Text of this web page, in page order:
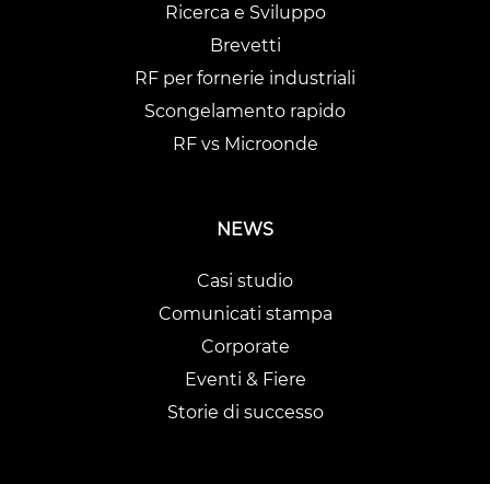
Ricerca e Sviluppo
Brevetti
RF per fornerie industriali
Scongelamento rapido
RF vs Microonde
NEWS
Casi studio
Comunicati stampa
Corporate
Eventi & Fiere
Storie di successo